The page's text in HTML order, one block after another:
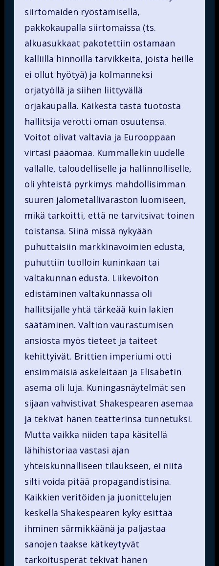
siirtomaiden ryöstämisellä,
pakkokaupalla siirtomaissa (ts.
alkuasukkaat pakotettiin ostamaan
kalliilla hinnoilla tarvikkeita, joista heille
ei ollut hyötyä) ja kolmanneksi
orjatyöllä ja siihen liittyvällä
orjakaupalla. Kaikesta tästä tuotosta
hallitsija verotti oman osuutensa.
Voitot olivat valtavia ja Eurooppaan
virtasi pääomaa. Kummallekin uudelle
vallalle, taloudelliselle ja hallinnolliselle,
oli yhteistä pyrkimys mahdollisimman
suuren jalometallivaraston luomiseen,
mikä tarkoitti, että ne tarvitsivat toinen
toistansa. Siinä missä nykyään
puhuttaisiin markkinavoimien edusta,
puhuttiin tuolloin kuninkaan tai
valtakunnan edusta. Liikevoiton
edistäminen valtakunnassa oli
hallitsijalle yhtä tärkeää kuin lakien
säätäminen. Valtion vaurastumisen
ansiosta myös tieteet ja taiteet
kehittyivät. Brittien imperiumi otti
ensimmäisiä askeleitaan ja Elisabetin
asema oli luja. Kuningasnäytelmät sen
sijaan vahvistivat Shakespearen asemaa
ja tekivät hänen teatterinsa tunnetuksi.
Mutta vaikka niiden tapa käsitellä
lähihistoriaa vastasi ajan
yhteiskunnalliseen tilaukseen, ei niitä
silti voida pitää propagandistisina.
Kaikkien veritöiden ja juonittelujen
keskellä Shakespearen kyky esittää
ihminen särmikkäänä ja paljastaa
sanojen taakse kätkeytyvät
tarkoitusperät tekivät hänen